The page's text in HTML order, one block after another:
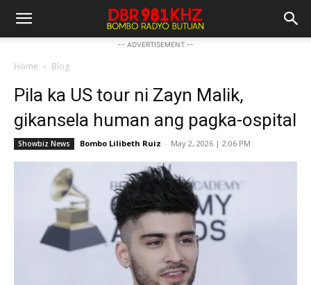
-- ADVERTISEMENT --
Home Blog
Pila ka US tour ni Zayn Malik,
gikansela human ang pagka-ospital
Showbiz News Bombo Lilibeth Ruiz - May 2, 2026 | 2:06 PM